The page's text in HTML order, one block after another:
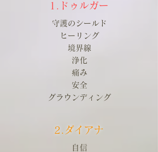
1.ドゥルガー
守護のシールド
ヒーリング
境界線
浄化
痛み
安全
グラウンディング
2.ダイアナ
自信